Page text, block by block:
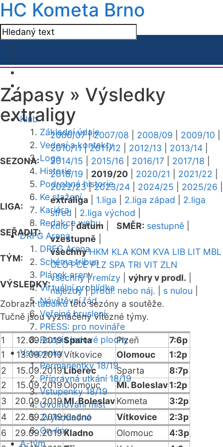
HC Kometa Brno
Klub
Základní údaje
Vedení a kontakty
Logo
Historie
Podrobná historie
Ke stažení
Kariéra
Redakce webu
DRFG Arena
DRFG Arena
Schéma tribun
Plánek areny
Virtuální prohlídka
Návštěvní řád
Veřejné bruslení
PRESS: pro novináře
Rozpis ledové plochy
Vstupenky
Permanentky 18/19
Přípravná utkání 18/19
Vstupenky 18/19
Uvolňování míst
Zvýhodněné
On-line
A-tým
Zápasy » Výsledky
extraligy
SEZONA:
2006/07|2007/08 2008/09 2009/10
2010/11|2011/12 2012/13 2013/14
2014/15
2015/16 2016/17 2017/18
2018/19
2019/20 2020/21 2021/22
2022/23|2023/24 2024/25 2025/26
LIGA:
extraliga 1.liga 2.liga západ
2.liga
střed
2.liga východ
SEŘADIT:
kolo|datum SMĚR: sestupně
vzestupně
TÝM:
všechny HKM KLA KOM KVA LIB LIT MBL
OLO PCE PLZ SPA TRI VIT ZLN
VÝSLEDKY:
všechny|remízy výhry v prodl.
nájezdy|prodl. nebo náj. s nulou
Zobrazittabulkutéto sezóny a soutěže.
Tučně jsou vyznačeny vítězné týmy.
1 12.09.2019Sparta Plzeň
7:6p
1
13.09.2019Vítkovice Olomouc
1:2p
2
15.09.2019Liberec Sparta
8:7p
2
15.09.2019Olomouc Ml. Boleslav1:2p
3
20.09.2019Ml. BoleslavKometa
3:2p
4
22.09.2019Kladno Vítkovice
2:3p
6
29.09.2019Kladno Olomouc
4:3p